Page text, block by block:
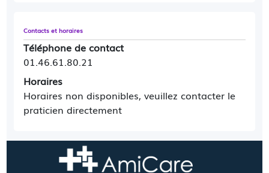
Contacts et horaires
Téléphone de contact
01.46.61.80.21
Horaires
Horaires non disponibles, veuillez contacter le
praticien directement